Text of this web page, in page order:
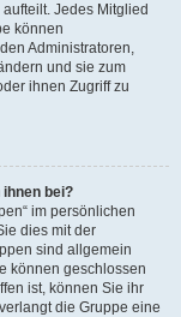
Jedes Mitglied
können
Administratoren,
und sie zum
ihnen Zugriff zu
bei?
im persönlichen
dies mit der
sind allgemein
können geschlossen
ist, können Sie ihr
die Gruppe eine